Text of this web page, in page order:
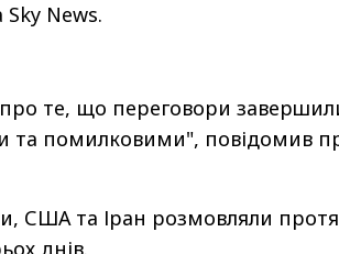
News.
те, що переговори
та помилковими", повідомив
США та Іран розмовляли